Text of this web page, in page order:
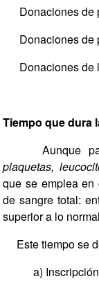
Donaciones de
Donaciones de
Donaciones de
Tiempo que dura
Aunque para
plaquetas,
que se emplea en
de sangre total:
superior a lo
Este tiempo se
a) Inscripción